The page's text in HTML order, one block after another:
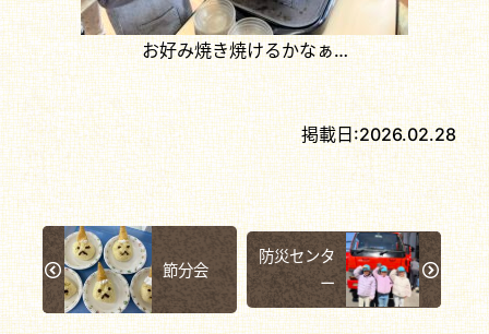
お好み焼き焼けるかなぁ…
掲載日:2026.02.28
節分会
防災センタ
ー